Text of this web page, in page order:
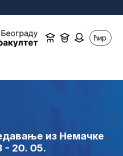
ћир
из Немачке
- 20. 05.